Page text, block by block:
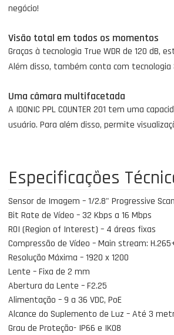
negócio!
Visão total em todos os momentos
Graças à tecnologia True WDR de 120
Além disso, também conta com tecnologia
Uma câmara multifacetada
A IDONIC PPL COUNTER 201 tem uma
usuário. Para além disso, permite
Especificações
Sensor de Imagem – 1/2.8" Progressive Scan
Bit Rate de Vídeo – 32 Kbps a 16 Mbps
ROI (Region of Interest) – 4 áreas fixas
Compressão de Vídeo – Main stream:
Resolução Máxima – 1920 x 1200
Lente – Fixa de 2 mm
Abertura da Lente – F2.25
Alimentação – 9 a 36 VDC, PoE
Alcance do Suplemento de Luz – Até 3
Grau de Proteção- IP66 e IK08